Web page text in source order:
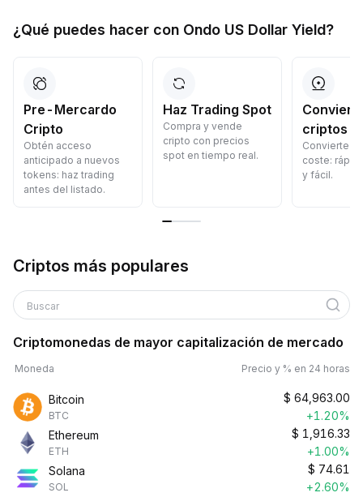
¿Qué puedes hacer con Ondo US Dollar Yield?
Pre-Mercardo
Cripto
Obtén acceso
anticipado a nuevos
tokens: haz trading
antes del listado.
Haz Trading Spot
Compra y vende
cripto con precios
spot en tiempo real.
criptos
Convierte
coste:
y fácil.
Criptos más populares
Buscar
Criptomonedas de mayor capitalización de mercado
Moneda Precio y % en 24 horas
Bitcoin
BTC
$ 64,963.00
+1.20%
Ethereum
ETH
$ 1,916.33
+1.00%
Solana
SOL
$ 74.61
+2.60%